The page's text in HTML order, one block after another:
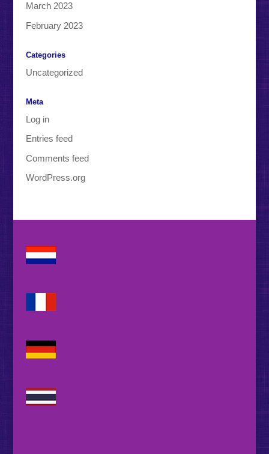
March 2023
February 2023
Categories
Uncategorized
Meta
Log in
Entries feed
Comments feed
WordPress.org